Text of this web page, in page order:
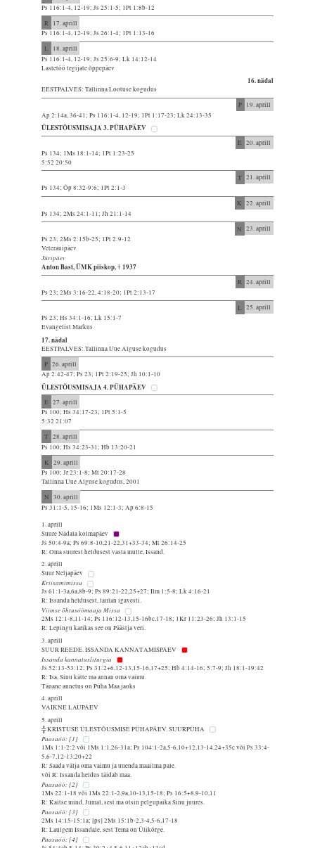
Ps 116:1-4, 12-19; Js 25:1-5; 1Pt 1:8b-12
R
17. aprill
Ps 116:1-4, 12-19; Js 26:1-4; 1Pt 1:13-16
L
18. aprill
Ps 116:1-4, 12-19; Js 25:6-9; Lk 14:12-14
Lastetöö tegijate õppepäev
16. nädal
EESTPALVES: Tallinna Lootuse kogudus
P 19. aprill
Ap 2:14a, 36-41; Ps 116:1-4, 12-19; 1Pt 1:17-23; Lk 24:13-35
ÜLESTÕUSMISAJA 3. PÜHAPÄEV
E 20. aprill
Ps 134; 1Ms 18:1-14; 1Pt 1:23-25
5:52 20:50
T 21. aprill
Ps 134; Õp 8:32-9:6; 1Pt 2:1-3
K 22. aprill
Ps 134; 2Ms 24:1-11; Jh 21:1-14
N 23. aprill
Ps 23; 2Ms 2:15b-25; 1Pt 2:9-12
Veteranipäev
Jüripäev
Anton Bast, ÜMK piiskop, † 1937
R 24. aprill
Ps 23; 2Ms 3:16-22, 4:18-20; 1Pt 2:13-17
L
25. aprill
Ps 23; Hs 34:1-16; Lk 15:1-7
Evangelist Markus
17. nädal
EESTPALVES: Tallinna Uue Alguse kogudus
P 26. aprill
Ap 2:42-47; Ps 23; 1Pt 2:19-25; Jh 10:1-10
ÜLESTÕUSMISAJA 4. PÜHAPÄEV
E 27. aprill
Ps 100; Hs 34:17-23; 1Pt 5:1-5
5:32 21:07
T 28. aprill
Ps 100; Hs 34:23-31; Hb 13:20-21
K 29. aprill
Ps 100; Jr 23:1-8; Mt 20:17-28
Tallinna Uue Alguse kogudus, 2001
N 30. aprill
Ps 31:1-5, 15-16; 1Ms 12:1-3; Ap 6:8-15
1. aprill
Suure Nädala kolmapäev
Js 50:4-9a; Ps 69:8-10,21-22,31+33-34; Mt 26:14-25
R: Oma suurest heldusest vasta mulle, Issand.
2. aprill
Suur Neljapäev
Kriisamimissa
Js 61:1-3a,6a,8b-9; Ps 89:21-22,25+27; Ilm 1:5-8; Lk 4:16-21
R: Issanda heldusest, laulan igavesti.
Viimse õhtusöömaaja Missa
2Ms 12:1-8,11-14; Ps 116:12-13,15-16bc,17-18; 1Kr 11:23-26; Jh 13:1-15
R: Lepingu karikas see on Päästja veri.
3. aprill
SUUR REEDE. ISSANDA KANNATAMISPÄEV
Issanda kannatusliturgia
Js 52:13-53:12; Ps 31:2+6,12-13,15-16,17+25; Hb 4:14-16; 5:7-9; Jh 18:1-19:42
R: Isa, Sinu kätte ma annan oma vaimu.
Tänane annetus on Püha Maa jaoks
4. aprill
VAIKNE LAUPÄEV
5. aprill
╬ KRISTUSE ÜLESTÕUSMISE PÜHAPÄEV. SUURPÜHA
Paasaöö: [1]
1Ms 1:1-2:2 või 1Ms 1:1,26-31a; Ps 104:1-2a,5-6,10+12,13-14,24+35c või Ps 33:4-
5,6-7,12-13,20+22
R: Saada välja oma vaimu ja uuenda maailma pale.
või R: Issanda heldus täidab maa.
Paasaöö: [2]
1Ms 22:1-18 või 1Ms 22:1-2,9a,10-13,15-18; Ps 16:5+8,9-10,11
R: Kaitse mind, Jumal, sest ma otsin pelgupaika Sinu juures.
Paasaöö: [3]
2Ms 14:15-15:1a; [ps] 2Ms 15:1b-2,3-4,5-6,17-18
R: Laulgem Issandale, sest Tema on Ülikõrge.
Paasaöö: [4]